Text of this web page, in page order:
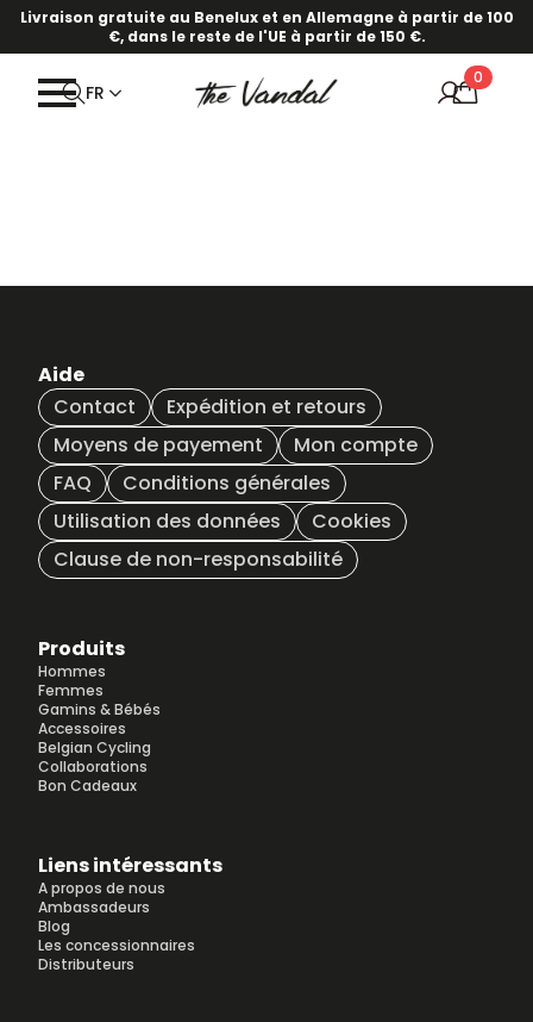
Livraison gratuite au Benelux et en Allemagne à partir de 100
€, dans le reste de l'UE à partir de 150 €.
FR
0
Aide
Contact
Expédition et retours
Moyens de payement
Mon compte
FAQ
Conditions générales
Utilisation des données
Cookies
Clause de non-responsabilité
Produits
Hommes
Femmes
Gamins & Bébés
Accessoires
Belgian Cycling
Collaborations
Bon Cadeaux
Liens intéressants
A propos de nous
Ambassadeurs
Blog
Les concessionnaires
Distributeurs